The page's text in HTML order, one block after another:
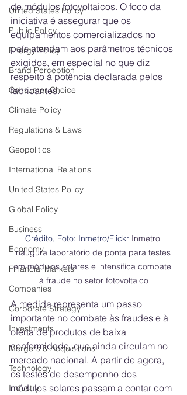
United States Policy
Public Policy
Energy Policy
Brand Perception
Consumer Choice
Climate Policy
Regulations & Laws
Geopolitics
International Relations
United States Policy
Global Policy
Business
Economy
Financial Markets
Companies
Corporate Strategy
Investments
Mergers & Acquisitions
Technology
Industry
de módulos fotovoltaicos. O foco da
iniciativa é assegurar que os
equipamentos comercializados no
país atendam aos parâmetros técnicos
exigidos, em especial no que diz
respeito à potência declarada pelos
fabricantes.
Crédito, Foto: Inmetro/Flickr Inmetro
inaugura laboratório de ponta para testes
em módulos solares e intensifica combate
à fraude no setor fotovoltaico
A medida representa um passo
importante no combate às fraudes e à
oferta de produtos de baixa
conformidade, que ainda circulam no
mercado nacional. A partir de agora,
os testes de desempenho dos
módulos solares passam a contar com